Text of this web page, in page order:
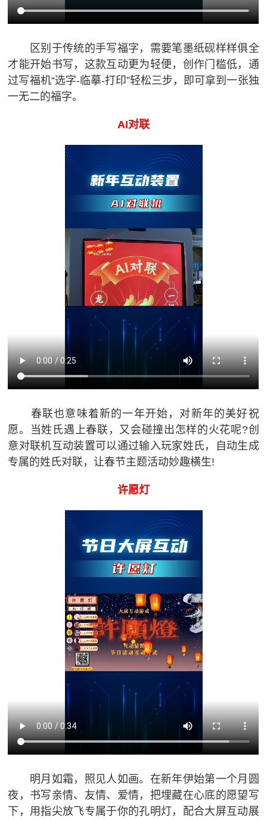
区别于传统的手写福字，需要笔墨纸砚样样俱全
才能开始书写，这款互动更为轻便，创作门槛低，通
过写福机“选字-临摹-打印”轻松三步，即可拿到一张独
一无二的福字。
AI对联
春联也意味着新的一年开始，对新年的美好祝
愿。当姓氏遇上春联，又会碰撞出怎样的火花呢?创
意对联机互动装置可以通过输入玩家姓氏，自动生成
专属的姓氏对联，让春节主题活动妙趣横生!
许愿灯
明月如霜，照见人如画。在新年伊始第一个月圆
夜，书写亲情、友情、爱情，把埋藏在心底的愿望写
下，用指尖放飞专属于你的孔明灯，配合大屏互动展